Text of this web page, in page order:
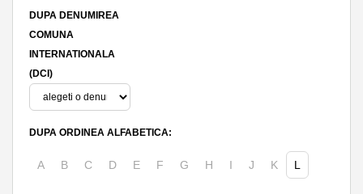
DUPA DENUMIREA
COMUNA
INTERNATIONALA
(DCI)
DUPA ORDINEA ALFABETICA:
A B C D E F G H I J K L